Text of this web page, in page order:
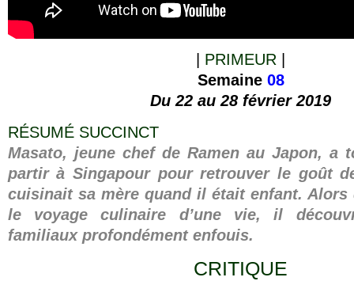
PRIMEUR
Semaine08
Du 22 au 28 février 2019
RÉSUMÉ SUCCINCT
Masato, jeune chef de Ramen au Japon, a
partir à Singapour pour retrouver le goût
cuisinait sa mère quand il était enfant. Alors
le voyage culinaire d’une vie, il
familiaux profondément enfouis.
CRITIQUE